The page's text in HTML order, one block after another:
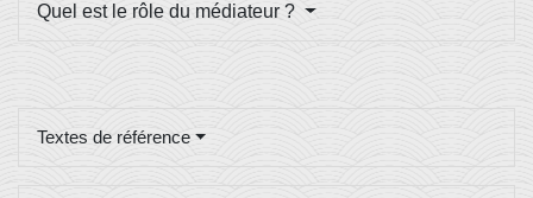
Quel est le rôle du médiateur ?
Textes de référence